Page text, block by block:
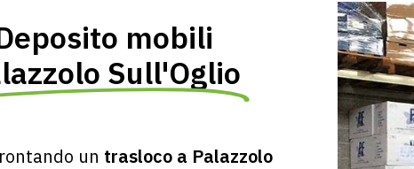
mobili
Sull'Oglio
un trasloco a Palazzolo